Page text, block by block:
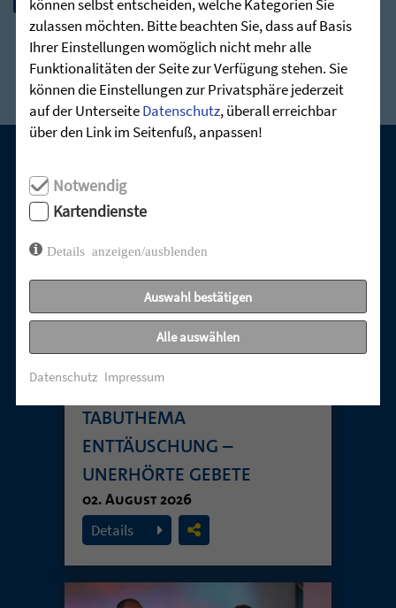
UNSERE AKTUELLEN GOTTESDIENSTE:
TABUTHEMA
ENTTÄUSCHUNG –
UNERHÖRTE GEBETE
02. August 2026
Details
können selbst entscheiden, welche Kategorien Sie
zulassen möchten. Bitte beachten Sie, dass auf Basis
Ihrer Einstellungen womöglich nicht mehr alle
Funktionalitäten der Seite zur Verfügung stehen. Sie
können die Einstellungen zur Privatsphäre jederzeit
auf der UnterseiteDatenschutz, überall erreichbar
über den Link im Seitenfuß, anpassen!
Notwendig
Kartendienste
Details anzeigen/ausblenden
Auswahl bestätigen
Alle auswählen
Datenschutz Impressum